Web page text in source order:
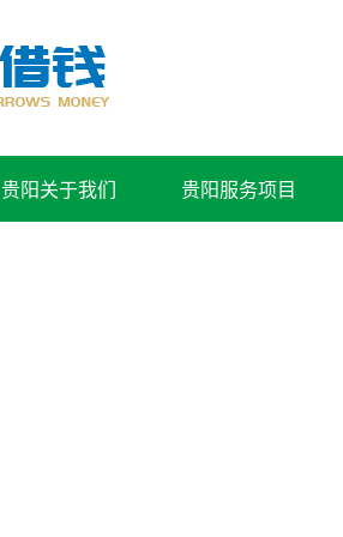
贵阳关于我们 贵阳服务项目